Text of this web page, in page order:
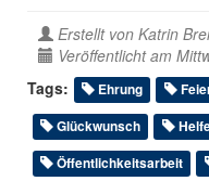
Erstellt von Katrin
Veröffentlicht am
Tags:
Ehrung
Glückwunsch
Öffentlichkeitsarbeit